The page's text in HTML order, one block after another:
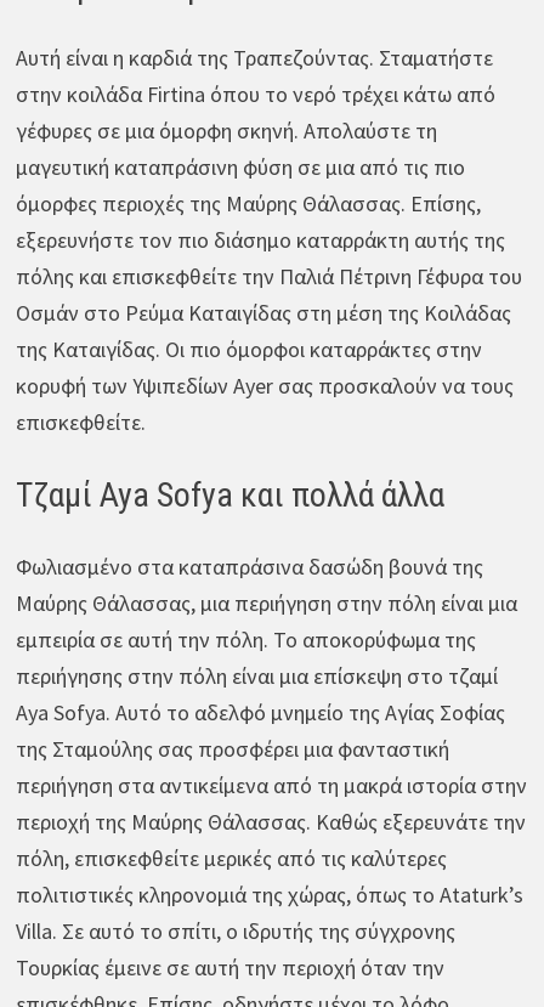
Αυτή είναι η καρδιά της Τραπεζούντας. Σταματήστε
στην κοιλάδα Firtina όπου το νερό τρέχει κάτω από
γέφυρες σε μια όμορφη σκηνή. Απολαύστε τη
μαγευτική καταπράσινη φύση σε μια από τις πιο
όμορφες περιοχές της Μαύρης Θάλασσας. Επίσης,
εξερευνήστε τον πιο διάσημο καταρράκτη αυτής της
πόλης και επισκεφθείτε την Παλιά Πέτρινη Γέφυρα του
Οσμάν στο Ρεύμα Καταιγίδας στη μέση της Κοιλάδας
της Καταιγίδας. Οι πιο όμορφοι καταρράκτες στην
κορυφή των Υψιπεδίων Ayer σας προσκαλούν να τους
επισκεφθείτε.
Τζαμί Aya Sofya και πολλά άλλα
Φωλιασμένο στα καταπράσινα δασώδη βουνά της
Μαύρης Θάλασσας, μια περιήγηση στην πόλη είναι μια
εμπειρία σε αυτή την πόλη. Το αποκορύφωμα της
περιήγησης στην πόλη είναι μια επίσκεψη στο τζαμί
Aya Sofya. Αυτό το αδελφό μνημείο της Αγίας Σοφίας
της Σταμούλης σας προσφέρει μια φανταστική
περιήγηση στα αντικείμενα από τη μακρά ιστορία στην
περιοχή της Μαύρης Θάλασσας. Καθώς εξερευνάτε την
πόλη, επισκεφθείτε μερικές από τις καλύτερες
πολιτιστικές κληρονομιά της χώρας, όπως το Ataturk’s
Villa. Σε αυτό το σπίτι, ο ιδρυτής της σύγχρονης
Τουρκίας έμεινε σε αυτή την περιοχή όταν την